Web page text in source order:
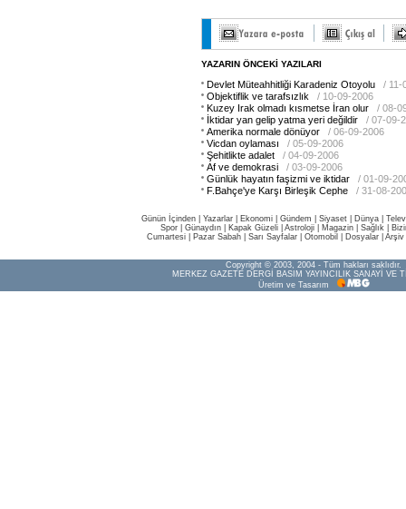
YAZARIN ÖNCEKİ YAZILARI
Devlet Müteahhitliği Karadeniz Otoyolu
/ 11-
Objektiflik ve tarafsızlık
/ 10-09-2006
Kuzey Irak olmadı kısmetse İran olur
/ 08-
İktidar yan gelip yatma yeri değildir
/ 07-09-
Amerika normale dönüyor
/ 06-09-2006
Vicdan oylaması
/ 05-09-2006
Şehitlikte adalet
/ 04-09-2006
Af ve demokrasi
/ 03-09-2006
Günlük hayatın faşizmi ve iktidar
/ 01-09-
F.Bahçe'ye Karşı Birleşik Cephe
/ 31-08-
Günün İçinden Yazarlar Ekonomi Gündem Siyaset Dünya |
Spor
Günaydın Kapak Güzeli Astroloji Magazin Sağlık
Cumartesi
Pazar Sabah Sarı Sayfalar Otomobil Dosyalar Arşiv
Copyright © 2003, 2004 - Tüm hakları saklıdır.
MERKEZ GAZETE DERGİ BASIM YAYINCILIK SANAYİ VE
Üretim ve Tasarım